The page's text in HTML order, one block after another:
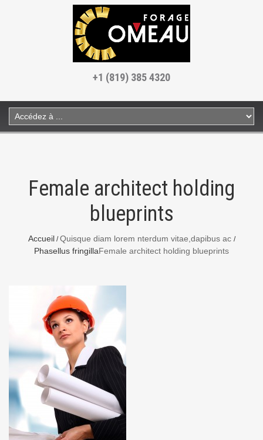
+1 (819) 385 4320
Female architect holding
blueprints
Accueil Quisque diam lorem nterdum vitae,dapibus ac
Phasellus fringillaFemale architect holding blueprints